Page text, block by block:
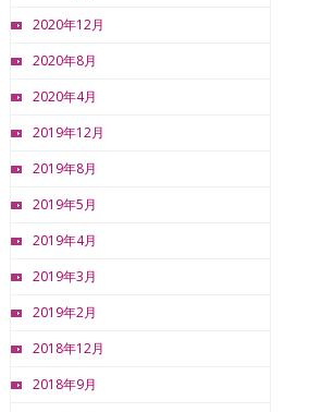
2020年12月
2020年8月
2020年4月
2019年12月
2019年8月
2019年5月
2019年4月
2019年3月
2019年2月
2018年12月
2018年9月